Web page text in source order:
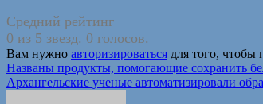
Средний рейтинг
0 из 5 звезд. 0 голосов.
Вам нужно авторизироваться для того, чтобы
Навигация
по
Названы продукты, помогающие сохранить
Архангельские ученые автоматизировали